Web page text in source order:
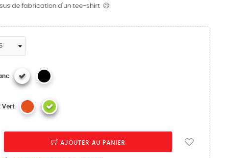
de fabrication d'un tee-shirt 😉
Vert
AJOUTER AU PANIER